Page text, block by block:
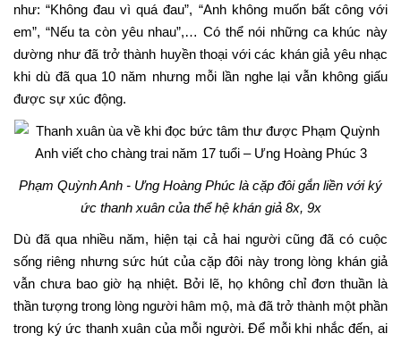
như: “Không đau vì quá đau”, “Anh không muốn bất công với
em”, “Nếu ta còn yêu nhau”,… Có thể nói những ca khúc này
dường như đã trở thành huyền thoại với các khán giả yêu nhạc
khi dù đã qua 10 năm nhưng mỗi lần nghe lại vẫn không giấu
được sự xúc động.
Phạm Quỳnh Anh - Ưng Hoàng Phúc là cặp đôi gắn liền với ký
ức thanh xuân của thể hệ khán giả 8x, 9x
Dù đã qua nhiều năm, hiện tại cả hai người cũng đã có cuộc
sống riêng nhưng sức hút của cặp đôi này trong lòng khán giả
vẫn chưa bao giờ hạ nhiệt. Bởi lẽ, họ không chỉ đơn thuần là
thần tượng trong lòng người hâm mộ, mà đã trở thành một phần
trong ký ức thanh xuân của mỗi người. Để mỗi khi nhắc đến, ai